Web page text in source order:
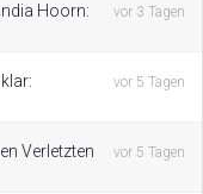
Hoorn:
vor 3 Tagen
vor 5 Tagen
Verletzten
vor 5 Tagen